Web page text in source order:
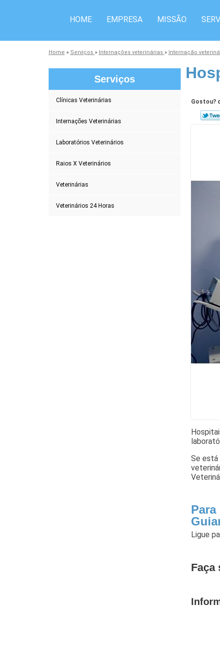
HOME EMPRESA MISSÃO
Home » Serviços » Internações veterinárias » Internação
Serviços
Clínicas Veterinárias
Internações Veterinárias
Laboratórios Veterinários
Raios X Veterinários
Veterinárias
Veterinários 24 Horas
Gostou?
Se está
Ligue
Faça